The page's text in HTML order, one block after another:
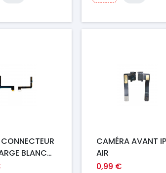
CONNECTEUR
BLANC
AIR
CAMÉRA AVANT
AIR
0,99 €